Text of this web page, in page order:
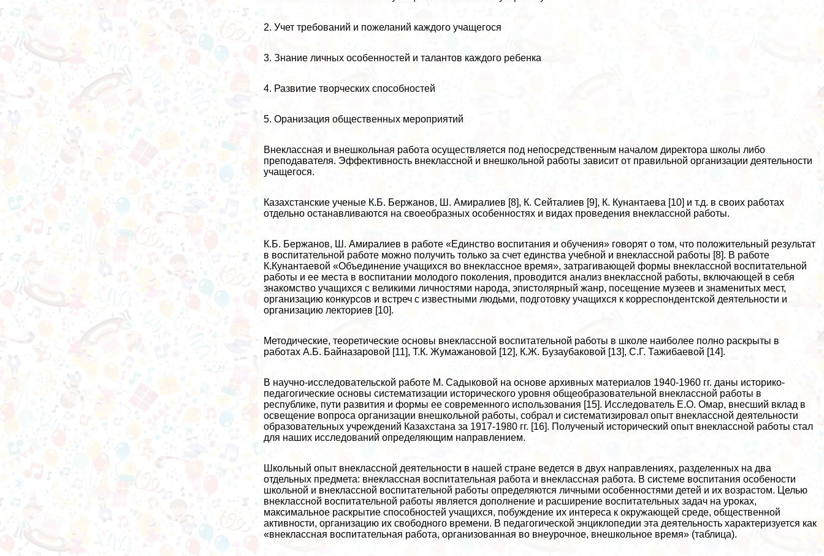
2. Учет требований и пожеланий каждого учащегося
3. Знание личных особенностей и талантов каждого ребенка
4. Развитие творческих способностей
5. Оранизация общественных мероприятий
Внеклассная и внешкольная работа осуществляется под непосредственным началом директора школы либо
преподавателя. Эффективность внеклассной и внешкольной работы зависит от правильной организации деятельности
учащегося.
Казахстанские ученые К.Б. Бержанов, Ш. Амиралиев [8], К. Сейталиев [9], К. Кунантаева [10] и т.д. в своих работах
отдельно останавливаются на своеобразных особенностях и видах проведения внеклассной работы.
К.Б. Бержанов, Ш. Амиралиев в работе «Единство воспитания и обучения» говорят о том, что положительный результат
в воспитательной работе можно получить только за счет единства учебной и внеклассной работы [8]. В работе
К.Кунантаевой «Объединение учащихся во внеклассное время», затрагивающей формы внеклассной воспитательной
работы и ее места в воспитании молодого поколения, проводится анализ внеклассной работы, включающей в себя
знакомство учащихся с великими личностями народа, эпистолярный жанр, посещение музеев и знаменитых мест,
организацию конкурсов и встреч с известными людьми, подготовку учащихся к корреспондентской деятельности и
организацию лекториев [10].
Методические, теоретические основы внеклассной воспитательной работы в школе наиболее полно раскрыты в
работах А.Б. Байназаровой [11], Т.К. Жумажановой [12], К.Ж. Бузаубаковой [13], С.Г. Тажибаевой [14].
В научно-исследовательской работе М. Садыковой на основе архивных материалов 1940-1960 гг. даны историко-
педагогические основы систематизации исторического уровня общеобразовательной внеклассной работы в
республике, пути развития и формы ее современного использования [15]. Исследователь Е.О. Омар, внесший вклад в
освещение вопроса организации внешкольной работы, собрал и систематизировал опыт внеклассной деятельности
образовательных учреждений Казахстана за 1917-1980 гг. [16]. Полученый исторический опыт внеклассной работы стал
для наших исследований определяющим направлением.
Школьный опыт внеклассной деятельности в нашей стране ведется в двух направлениях, разделенных на два
отдельных предмета: внеклассная воспитательная работа и внеклассная работа. В системе воспитания особености
школьной и внеклассной воспитательной работы определяются личными особенностями детей и их возрастом. Целью
внеклассной воспитательной работы является дополнение и расширение воспитательных задач на уроках,
максимальное раскрытие способностей учащихся, побуждение их интереса к окружающей среде, общественной
активности, организацию их свободного времени. В педагогической энциклопедии эта деятельность хаpaктеризуется как
«внеклассная воспитательная работа, организованная во внеурочное, внешкольное время» (таблица).